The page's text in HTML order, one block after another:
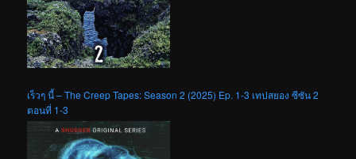
เร็วๆ นี้ – The Creep Tapes: Season 2 (2025) Ep. 1-3 เทปสยอง ซีซัน 2
ตอนที่ 1-3